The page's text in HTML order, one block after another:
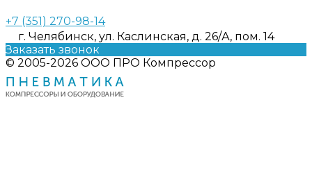
+7 (351) 270-98-14
г. Челябинск, ул. Каслинская, д. 26/А, пом. 14
Заказать звонок
© 2005-2026 ООО ПРО Компрессор